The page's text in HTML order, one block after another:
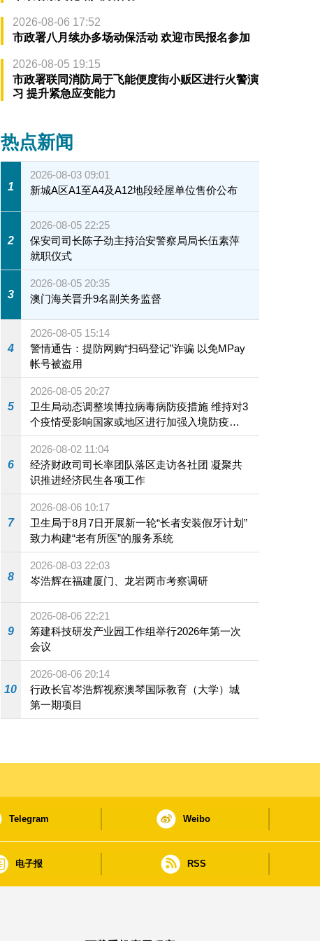
2026-08-06 17:52
市政署八月续办多场动保活动 欢迎市民报名参加
2026-08-05 19:15
市政署联同消防局于飞能便度街小贩区进行火警演
习 提升紧急应变能力
热点新闻
1
2026-08-03 09:01
新城A区A1至A4及A12地段经屋单位售价公布
2
2026-08-05 22:25
保安司司长陈子劲主持治安警察局局长伍素萍
就职仪式
3
2026-08-05 20:35
澳门海关晋升9名副关务监督
4
2026-08-05 15:14
警情通告：提防网购“扫码登记”诈骗 以免MPay
帐号被盗用
5
2026-08-05 20:27
卫生局动态调整埃博拉病毒病防疫措施 维持对3
个疫情受影响国家或地区进行加强入境防疫措
施
6
2026-08-02 11:04
经济财政司司长率团队落区走访各社团 凝聚共
识推进经济民生各项工作
7
2026-08-06 10:17
卫生局于8月7日开展新一轮“长者安装假牙计划”
致力构建“老有所医”的服务系统
8
2026-08-03 22:03
岑浩辉在福建厦门、龙岩两市考察调研
9
2026-08-06 22:21
筹建科技研发产业园工作组举行2026年第一次
会议
10
2026-08-06 20:14
行政长官岑浩辉视察澳琴国际教育（大学）城
第一期项目
Telegram Weibo
电子报 RSS